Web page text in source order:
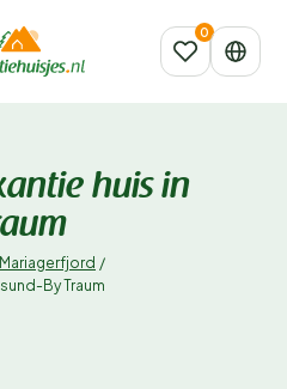
huis in
Mariagerfjord /
By Traum